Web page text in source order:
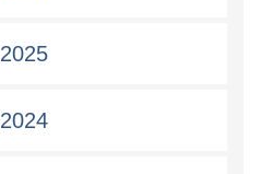
2025
2024